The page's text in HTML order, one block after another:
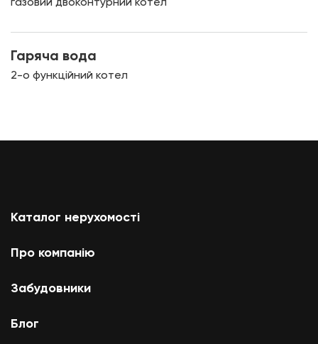
Гаряча вода
2-о функційний котел
Каталог нерухомості
Про компанію
Забудовники
Блог